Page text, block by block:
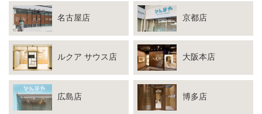
名古屋店 京都店
ルクア サウス店 大阪本店
広島店 博多店